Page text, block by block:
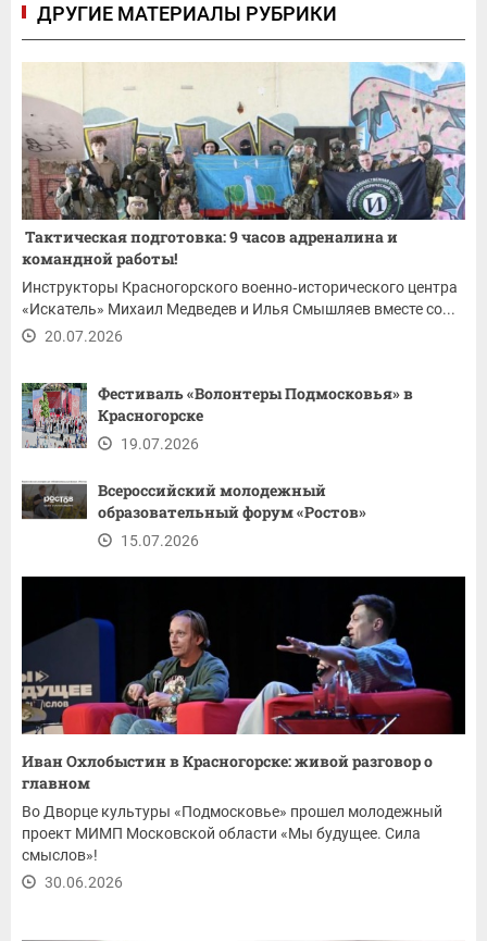
ДРУГИЕ МАТЕРИАЛЫ РУБРИКИ
Тактическая подготовка: 9 часов адреналина и
командной работы!
Инструкторы Красногорского военно‑исторического центра
«Искатель» Михаил Медведев и Илья Смышляев вместе со...
20.07.2026
Фестиваль «Волонтеры Подмосковья» в
Красногорске
19.07.2026
Всероссийский молодежный
образовательный форум «Ростов»
15.07.2026
Иван Охлобыстин в Красногорске: живой разговор о
главном
Во Дворце культуры «Подмосковье» прошел молодежный
проект МИМП Московской области «Мы будущее. Сила
смыслов»!
30.06.2026